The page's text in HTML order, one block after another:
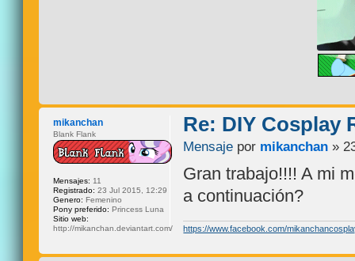
Re: DIY Cosplay
Mensaje por mikanchan »
Gran trabajo!!!! A mi
a continuación?
https://www.facebook.com/
mikanchan
Blank Flank
Mensajes: 11
Registrado: 23 Jul 2015, 12:29
Genero: Femenino
Pony preferido: Princess Luna
Sitio web:
http://mikanchan.deviantart.com/